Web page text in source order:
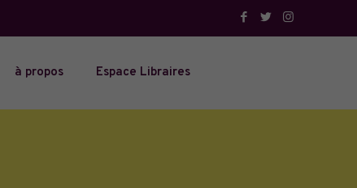
à propos Espace Libraires